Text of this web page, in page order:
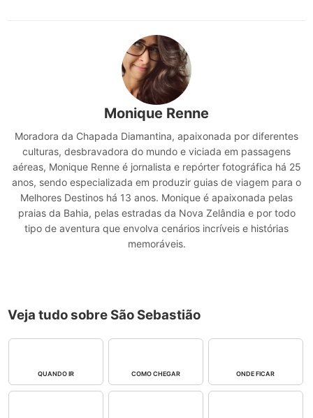
Monique Renne
Moradora da Chapada Diamantina, apaixonada por diferentes
culturas, desbravadora do mundo e viciada em passagens
aéreas, Monique Renne é jornalista e repórter fotográfica há 25
anos, sendo especializada em produzir guias de viagem para o
Melhores Destinos há 13 anos. Monique é apaixonada pelas
praias da Bahia, pelas estradas da Nova Zelândia e por todo
tipo de aventura que envolva cenários incríveis e histórias
memoráveis.
Veja tudo sobre São Sebastião
QUANDO IR COMO CHEGAR ONDE FICAR